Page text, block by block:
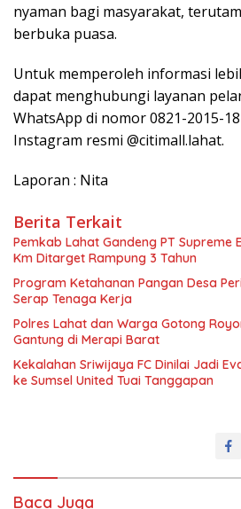
nyaman bagi masyarakat,
berbuka puasa.
Untuk memperoleh informasi
dapat menghubungi layanan
WhatsApp di nomor 0821-2015-
Instagram resmi @citimall.lahat.
Laporan : Nita
Berita Terkait
Pemkab Lahat Gandeng PT Supreme
Km Ditarget Rampung 3 Tahun
Program Ketahanan Pangan Desa
Serap Tenaga Kerja
Polres Lahat dan Warga Gotong
Gantung di Merapi Barat
Kekalahan Sriwijaya FC Dinilai Jadi
ke Sumsel United Tuai Tanggapan
Baca Juga